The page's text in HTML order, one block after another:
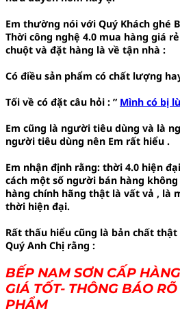
Em thường nói với Quý Khách ghé
Thời công nghệ 4.0 mua hàng giá
chuột và đặt hàng là về tận nhà :
Có điều sản phẩm có chất lượng
Tối về có đặt câu hỏi : ” Mình có bị
Em cũng là người tiêu dùng và là
người tiêu dùng nên Em rất hiểu .
Em nhận định rằng: thời 4.0 hiện
cách một số người bán hàng
hàng chính hãng thật là vất vả , là
thời hiện đại.
Rất thấu hiểu cũng là bản chất
Quý Anh Chị rằng :
BẾP NAM SƠN CẤP
GIÁ TỐT- THÔNG BÁO
PHẨM